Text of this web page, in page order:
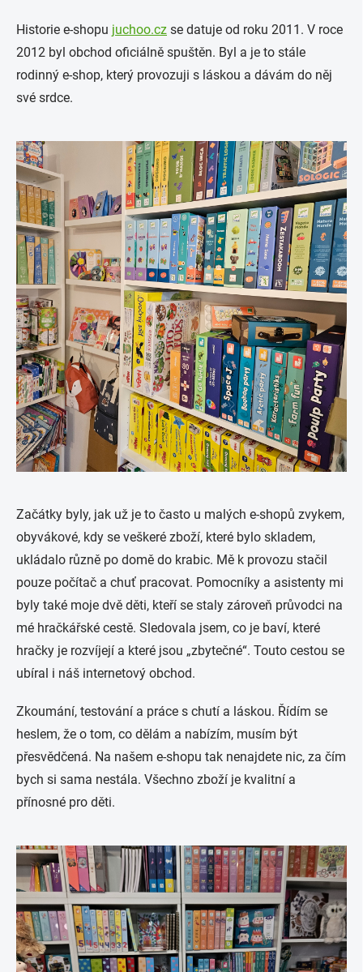
Historie e-shopu juchoo.cz se datuje od roku 2011. V roce
2012 byl obchod oficiálně spuštěn. Byl a je to stále
rodinný e-shop, který provozuji s láskou a dávám do něj
své srdce.
Začátky byly, jak už je to často u malých e-shopů zvykem,
obyvákové, kdy se veškeré zboží, které bylo skladem,
ukládalo různě po domě do krabic. Mě k provozu stačil
pouze počítač a chuť pracovat. Pomocníky a asistenty mi
byly také moje dvě děti, kteří se staly zároveň průvodci na
mé hračkářské cestě. Sledovala jsem, co je baví, které
hračky je rozvíjejí a které jsou „zbytečné“. Touto cestou se
ubíral i náš internetový obchod.
Zkoumání, testování a práce s chutí a láskou. Řídím se
heslem, že o tom, co dělám a nabízím, musím být
přesvědčená. Na našem e-shopu tak nenajdete nic, za čím
bych si sama nestála. Všechno zboží je kvalitní a
přínosné pro děti.